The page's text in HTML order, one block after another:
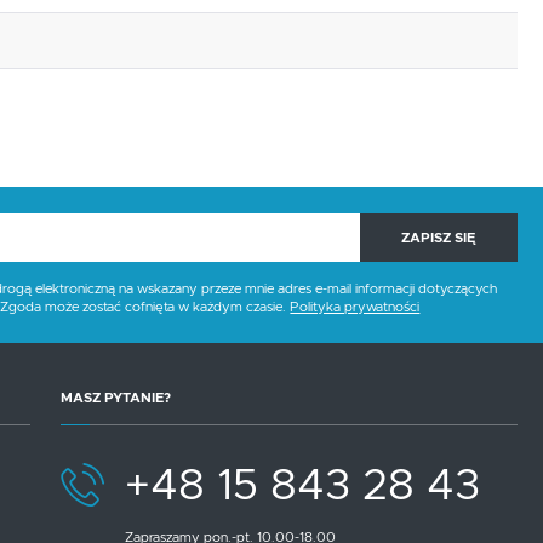
ZAPISZ SIĘ
elektroniczną na wskazany przeze mnie adres e-mail informacji dotyczących
może zostać cofnięta w każdym czasie. Polityka prywatności
MASZ PYTANIE?
+48 15 843 28 43
Zapraszamy pon.-pt. 10.00-18.00